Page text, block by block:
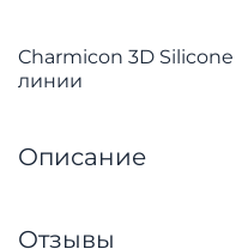
Charmicon 3D
линии
Описание
Отзывы